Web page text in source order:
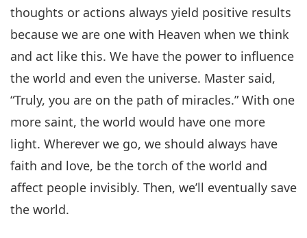
thoughts or actions always yield positive results
because we are one with Heaven when we think
and act like this. We have the power to influence
the world and even the universe. Master said,
“Truly, you are on the path of miracles.” With one
more saint, the world would have one more
light. Wherever we go, we should always have
faith and love, be the torch of the world and
affect people invisibly. Then, we’ll eventually save
the world.